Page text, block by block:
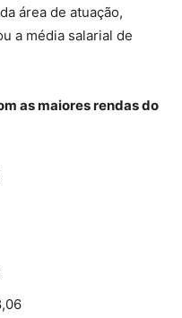
área de atuação,
a média salarial de
as maiores rendas do